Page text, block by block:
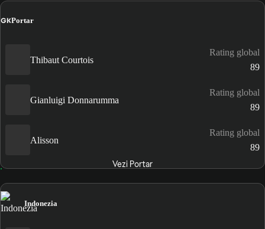
GKPortar
Thibaut Courtois
Rating global
89
Gianluigi Donnarumma
Rating global
89
Alisson
Rating global
89
Vezi Portar
Indonezia